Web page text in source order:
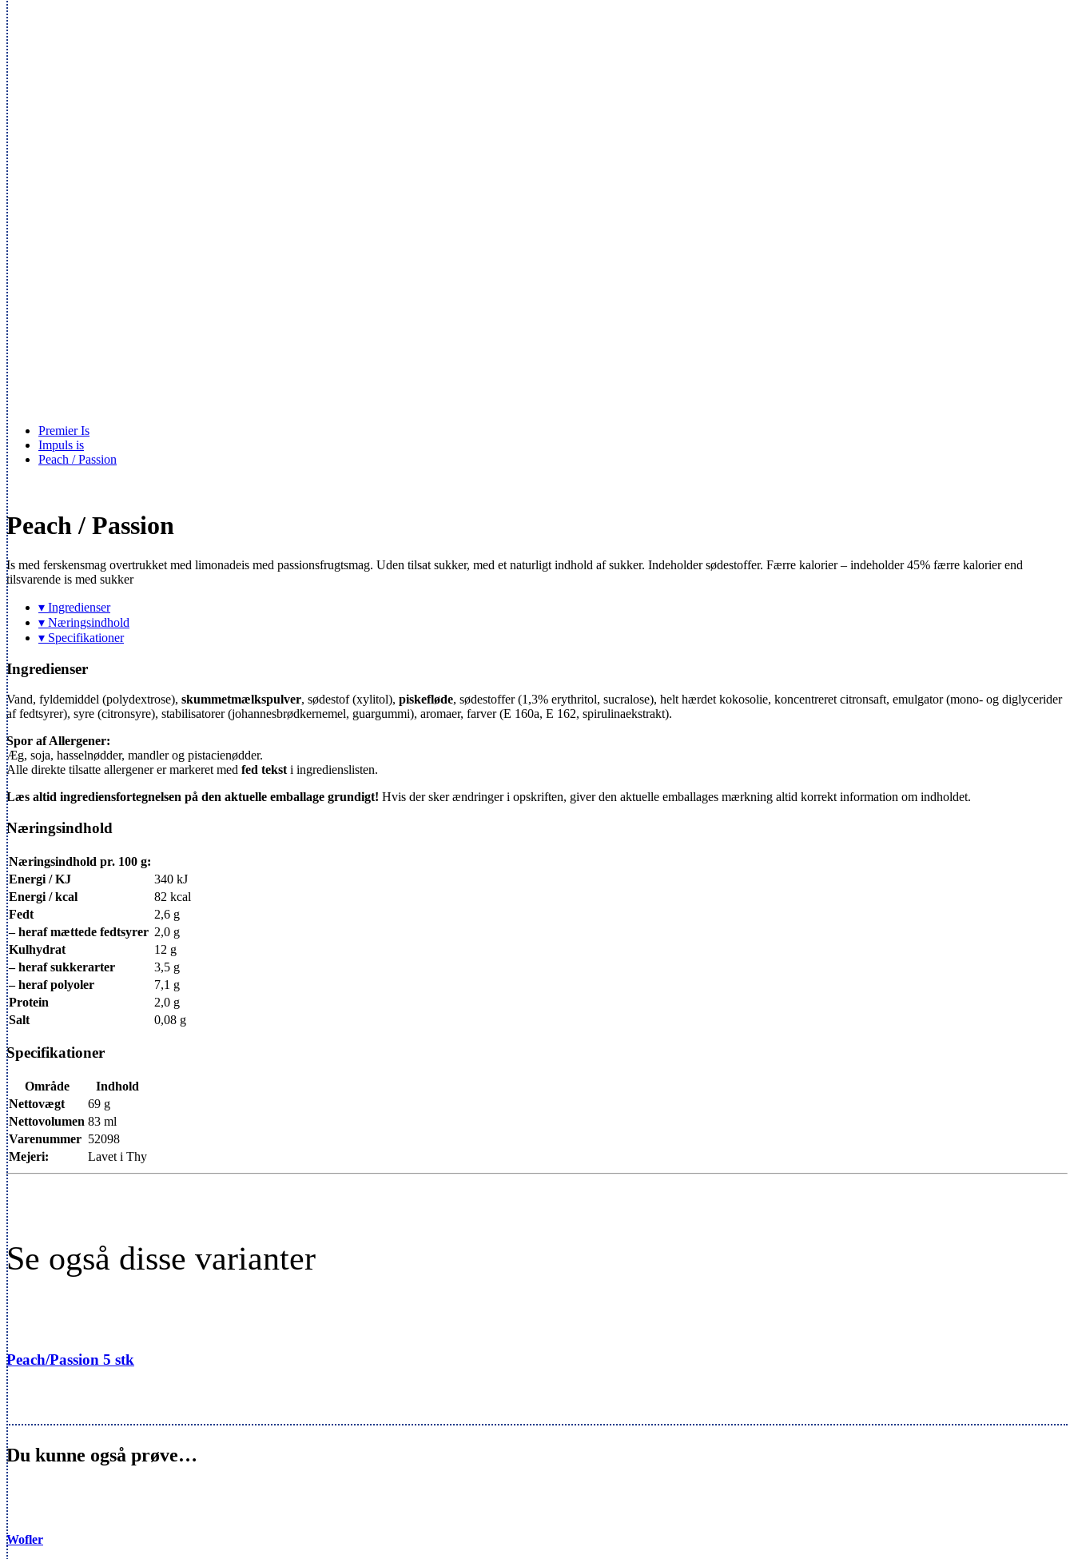
Premier Is
Impuls is
Peach / Passion
Peach / Passion
Is med ferskensmag overtrukket med limonadeis med passionsfrugtsmag. Uden tilsat sukker, med et naturligt indhold af sukker. Indeholder sødestoffer. Færre kalorier – indeholder 45% færre kalorier end
tilsvarende is med sukker
▾ Ingredienser
▾ Næringsindhold
▾ Specifikationer
Ingredienser
Vand, fyldemiddel (polydextrose), skummetmælkspulver, sødestof (xylitol), piskefløde, sødestoffer (1,3% erythritol, sucralose), helt hærdet kokosolie, koncentreret citronsaft, emulgator (mono- og diglycerider
af fedtsyrer), syre (citronsyre), stabilisatorer (johannesbrødkernemel, guargummi), aromaer, farver (E 160a, E 162, spirulinaekstrakt).
Spor af Allergener:
Æg, soja, hasselnødder, mandler og pistacienødder.
Alle direkte tilsatte allergener er markeret med fed tekst i ingredienslisten.
Læs altid ingrediensfortegnelsen på den aktuelle emballage grundigt! Hvis der sker ændringer i opskriften, giver den aktuelle emballages mærkning altid korrekt information om indholdet.
Næringsindhold
Næringsindhold pr. 100 g:
Energi / KJ
340 kJ
Energi / kcal
82 kcal
Fedt
2,6 g
– heraf mættede fedtsyrer 2,0 g
Kulhydrat
12 g
– heraf sukkerarter
3,5 g
– heraf polyoler
7,1 g
Protein
2,0 g
Salt
0,08 g
Specifikationer
Område
Indhold
Nettovægt
69 g
Nettovolumen 83 ml
Varenummer 52098
Mejeri:
Lavet i Thy
Peach/Passion 5 stk
Du kunne også prøve…
Wofler